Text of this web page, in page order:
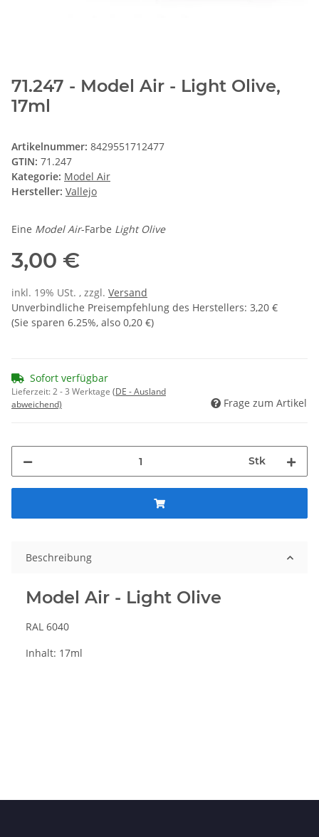
71.247 - Model Air - Light Olive,
17ml
Artikelnummer: 8429551712477
GTIN: 71.247
Kategorie: Model Air
Hersteller: Vallejo
Eine Model Air-Farbe Light Olive
3,00 €
inkl. 19% USt. , zzgl. Versand
Unverbindliche Preisempfehlung des Herstellers: 3,20 €
(Sie sparen 6.25%, also 0,20 €)
Sofort verfügbar
Lieferzeit:2 - 3 Werktage (DE - Ausland
abweichend)
Frage zum Artikel
Stk
Beschreibung
Model Air - Light Olive
RAL 6040
Inhalt: 17ml